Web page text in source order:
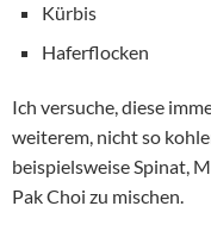
Kürbis
Haferflocken
Ich versuche, diese
weiterem, nicht so
beispielsweise Spinat,
Pak Choi zu mischen.